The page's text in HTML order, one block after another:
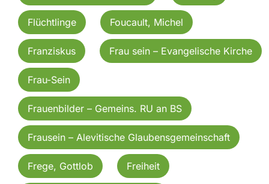
Flüchtlinge Foucault, Michel
Franziskus Frau sein – Evangelische Kirche
Frau-Sein
Frauenbilder – Gemeins. RU an BS
Frausein – Alevitische Glaubensgemeinschaft
Frege, Gottlob Freiheit